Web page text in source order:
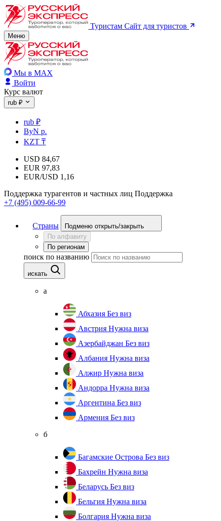
Туристам Сайт для туристов
Меню
Мы в MAX
Войти
Курс валют
rub ₽
rub ₽
ByN р.
KZT ₸
USD 84,67
EUR 97,83
EUR/USD 1,16
Поддержка турагентов и частных лиц Поддержка
+7 (495) 009-66-99
Страны
Подменю открыть/закрыть
По алфавиту
По регионам
поиск по названию
искать
а
Абхазия Без виз
Австрия Нужна виза
Азербайджан Без виз
Албания Нужна виза
Алжир Нужна виза
Андорра Нужна виза
Аргентина Без виз
Армения Без виз
б
Багамские Острова Без виз
Бахрейн Нужна виза
Беларусь Без виз
Бельгия Нужна виза
Болгария Нужна виза